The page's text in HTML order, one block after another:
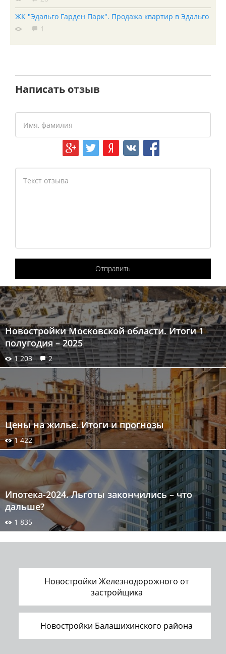
ЖК "Эдальго Гарден Парк". Продажа квартир в Эдальго
1
Написать отзыв
Отправить
Новостройки Московской области. Итоги 1
полугодия – 2025
1 203 2
Цены на жилье. Итоги и прогнозы
1 422
Ипотека-2024. Льготы закончились – что
дальше?
1 835
Новостройки Железнодорожного от
застройщика
Новостройки Балашихинского района